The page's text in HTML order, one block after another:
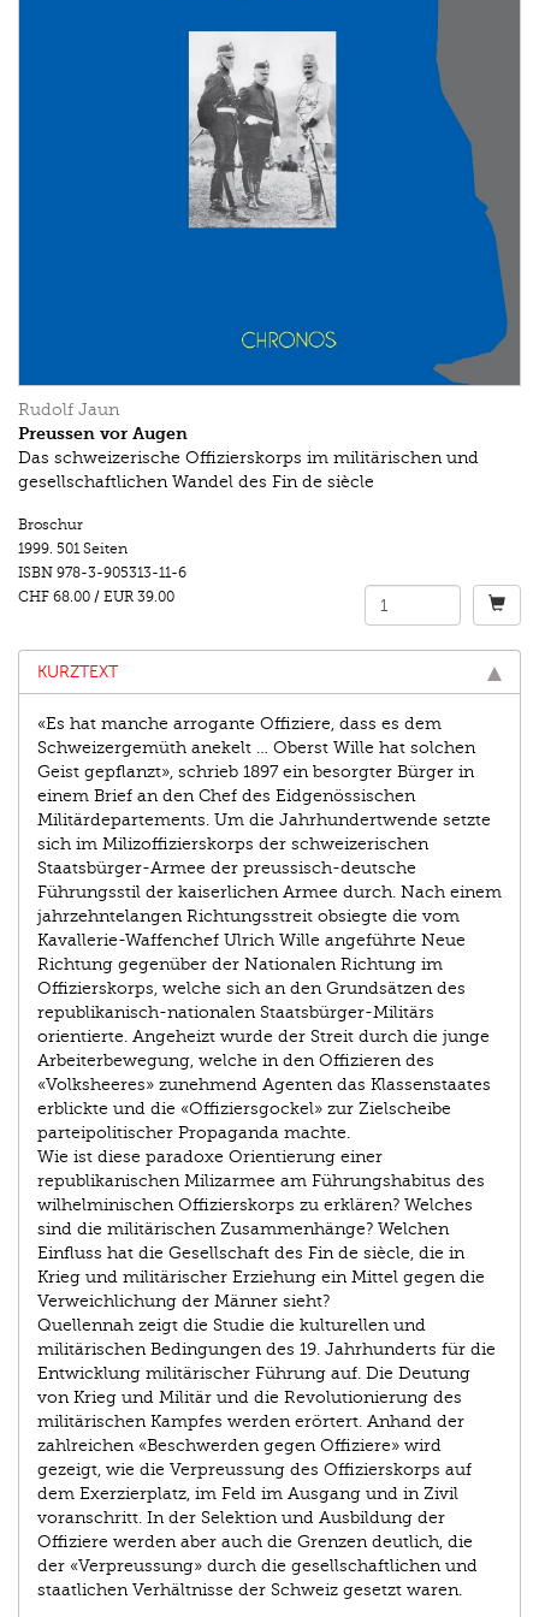
Rudolf Jaun
Preussen vor Augen
Das schweizerische Offizierskorps im militärischen und
gesellschaftlichen Wandel des Fin de siècle
Broschur
1999. 501 Seiten
ISBN 978-3-905313-11-6
CHF 68.00 / EUR 39.00
KURZTEXT
«Es hat manche arrogante Offiziere, dass es dem
Schweizergemüth anekelt … Oberst Wille hat solchen
Geist gepflanzt», schrieb 1897 ein besorgter Bürger in
einem Brief an den Chef des Eidgenössischen
Militärdepartements. Um die Jahrhundertwende setzte
sich im Milizoffizierskorps der schweizerischen
Staatsbürger-Armee der preussisch-deutsche
Führungsstil der kaiserlichen Armee durch. Nach einem
jahrzehntelangen Richtungsstreit obsiegte die vom
Kavallerie-Waffenchef Ulrich Wille angeführte Neue
Richtung gegenüber der Nationalen Richtung im
Offizierskorps, welche sich an den Grundsätzen des
republikanisch-nationalen Staatsbürger-Militärs
orientierte. Angeheizt wurde der Streit durch die junge
Arbeiterbewegung, welche in den Offizieren des
«Volksheeres» zunehmend Agenten das Klassenstaates
erblickte und die «Offiziersgockel» zur Zielscheibe
parteipolitischer Propaganda machte.
Wie ist diese paradoxe Orientierung einer
republikanischen Milizarmee am Führungshabitus des
wilhelminischen Offizierskorps zu erklären? Welches
sind die militärischen Zusammenhänge? Welchen
Einfluss hat die Gesellschaft des Fin de siècle, die in
Krieg und militärischer Erziehung ein Mittel gegen die
Verweichlichung der Männer sieht?
Quellennah zeigt die Studie die kulturellen und
militärischen Bedingungen des 19. Jahrhunderts für die
Entwicklung militärischer Führung auf. Die Deutung
von Krieg und Militär und die Revolutionierung des
militärischen Kampfes werden erörtert. Anhand der
zahlreichen «Beschwerden gegen Offiziere» wird
gezeigt, wie die Verpreussung des Offizierskorps auf
dem Exerzierplatz, im Feld im Ausgang und in Zivil
voranschritt. In der Selektion und Ausbildung der
Offiziere werden aber auch die Grenzen deutlich, die
der «Verpreussung» durch die gesellschaftlichen und
staatlichen Verhältnisse der Schweiz gesetzt waren.